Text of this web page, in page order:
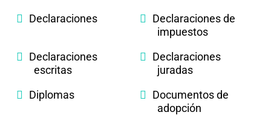
Declaraciones
Declaraciones de
impuestos
Declaraciones
escritas
Declaraciones
juradas
Diplomas
Documentos de
adopción